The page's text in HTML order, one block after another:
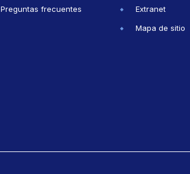
Preguntas frecuentes
Extranet
Mapa de sitio